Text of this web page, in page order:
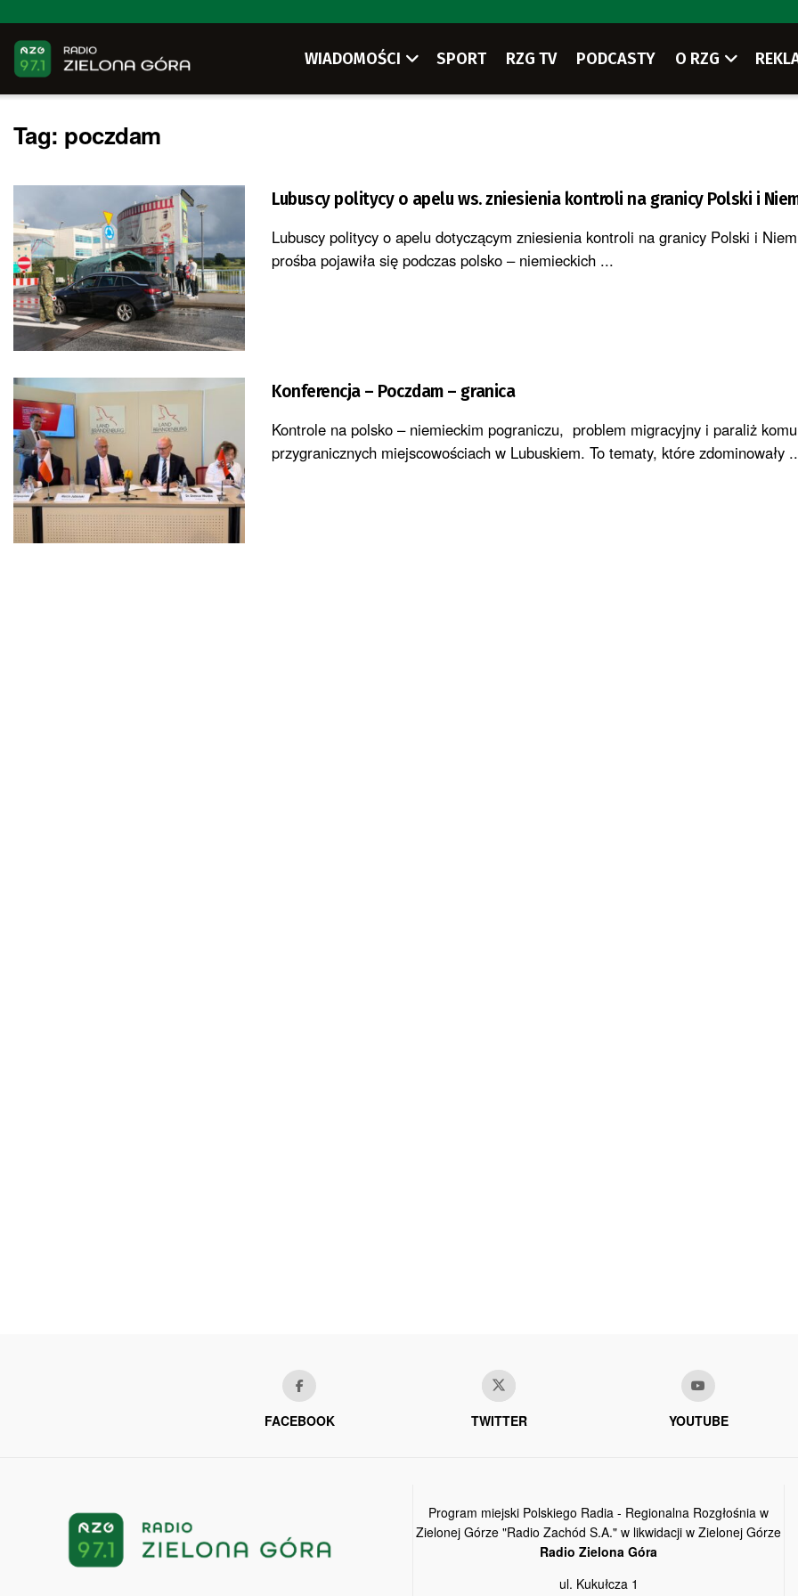
WIADOMOŚCI SPORT RZG TV PODCASTY O RZG
Tag: poczdam
Lubuscy politycy o apelu ws. zniesienia kontroli na granicy Polski i
Lubuscy politycy o apelu dotyczącym zniesienia kontroli na granicy Polski i
prośba pojawiła się podczas polsko – niemieckich ...
Konferencja – Poczdam – granica
Kontrole na polsko – niemieckim pograniczu, problem migracyjny i paraliż
przygranicznych miejscowościach w Lubuskiem. To tematy, które zdominowały
FACEBOOK TWITTER YOUTUBE
Program miejski Polskiego Radia - Regionalna Rozgłośnia w
Zielonej Górze "Radio Zachód S.A." w likwidacji w Zielonej Górze
Radio Zielona Góra
ul. Kukułcza 1